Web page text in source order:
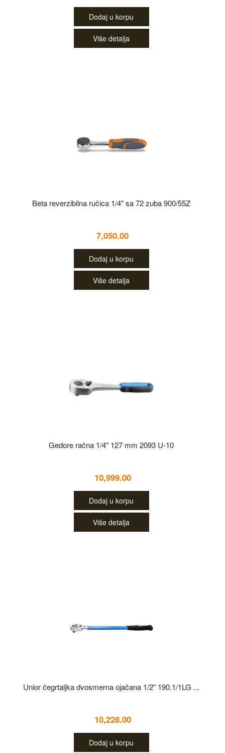
Dodaj u korpu
Više detalja
Beta reverzibilna ručica 1/4" sa 72 zuba 900/55Z
7,050.00
Dodaj u korpu
Više detalja
Gedore račna 1/4" 127 mm 2093 U-10
10,999.00
Dodaj u korpu
Više detalja
Unior čegrtaljka dvosmerna ojačana 1/2" 190.1/1LG ...
10,228.00
Dodaj u korpu